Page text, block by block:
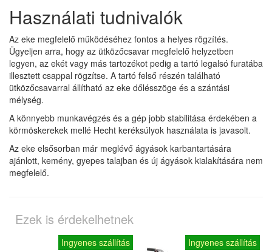
Használati tudnivalók
Az eke megfelelő működéséhez fontos a helyes rögzítés.
Ügyeljen arra, hogy az ütközőcsavar megfelelő helyzetben
legyen, az ekét vagy más tartozékot pedig a tartó legalsó furatába
illesztett csappal rögzítse. A tartó felső részén található
ütközőcsavarral állítható az eke dőlésszöge és a szántási
mélység.
A könnyebb munkavégzés és a gép jobb stabilitása érdekében a
körmöskerekek mellé Hecht keréksúlyok használata is javasolt.
Az eke elsősorban már meglévő ágyások karbantartására
ajánlott, kemény, gyepes talajban és új ágyások kialakítására nem
megfelelő.
Ezek is érdekelhetnek
Ingyenes szállítás Ingyenes szállítás